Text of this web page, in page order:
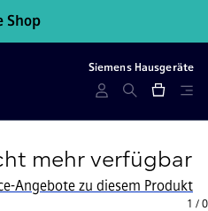
Shop
Siemens Hausgeräte
mehr verfügbar
Angebote zu diesem Produkt
1 / 0